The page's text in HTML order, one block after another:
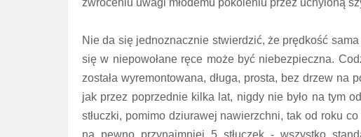
Nie da się jednoznacznie stwierdzić, że prędkość
się w niepowołane ręce może być niebezpieczna.
została wyremontowana, długa, prosta, bez drzew
jak przez poprzednie kilka lat, nigdy nie było na tym
stłuczki, pomimo dziurawej nawierzchni, tak od roku
na pewno przynajmniej 5 stłuczek - wszystko